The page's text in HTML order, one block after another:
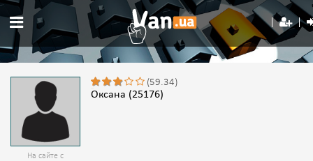
На сайте с
(59.34)
Оксана (25176)